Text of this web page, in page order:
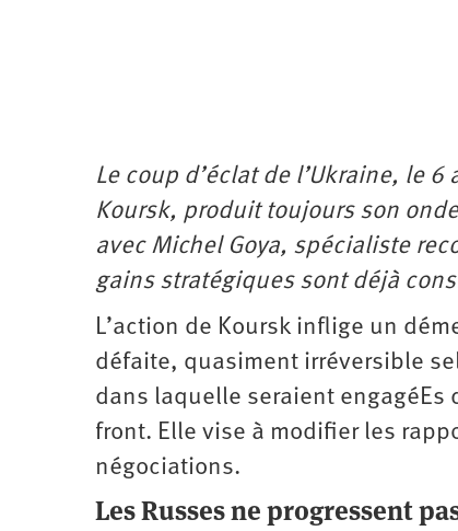
Le coup d’éclat de l’Ukraine, le
Koursk, produit toujours son
avec Michel Goya, spécialiste
gains stratégiques sont déjà
L’action de Koursk inflige un
défaite, quasiment irréversible
dans laquelle seraient engagéEs
front. Elle vise à modifier les
négociations.
Les Russes ne progressent